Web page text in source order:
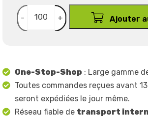
- + Ajouter
One-Stop-Shop : Large gamme
Toutes commandes reçues avant
seront expédiées le jour même.
Réseau fiable de transport